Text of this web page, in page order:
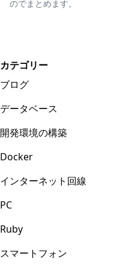
のでまとめます。
カテゴリー
ブログ
データベース
開発環境の構築
Docker
インターネット回線
PC
Ruby
スマートフォン